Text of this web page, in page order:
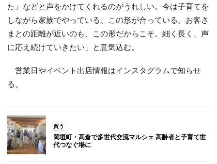
た』などと声をかけてくれるのがうれしい。今は子育てを
しながら家族でやっている、この形が合っている。お客さ
まとの距離が近いのも、この形だからこそ。細く長く、声
に応え続けていきたい」と意気込む。
営業日やイベント出店情報はインスタグラムで知らせ
る。
買う
岡垣町・高倉で多世代交流マルシェ 高齢者と子育て世
代つなぐ場に